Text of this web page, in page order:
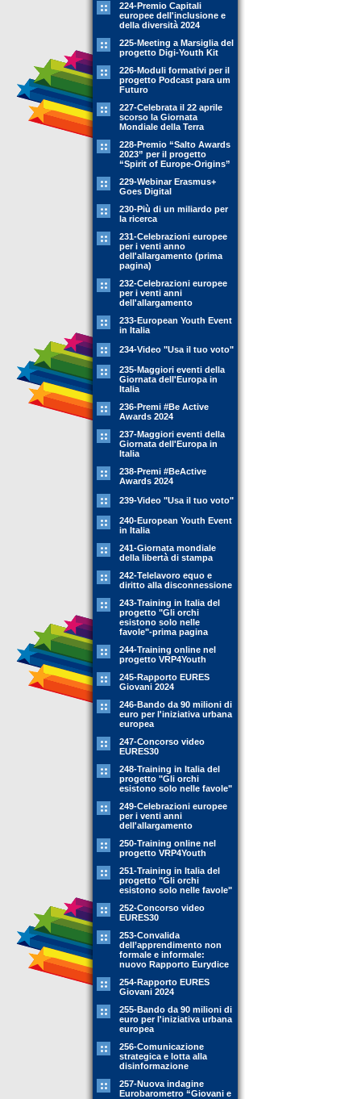
224-Premio Capitali
europee dell'inclusione e
della diversità 2024
225-Meeting a Marsiglia del
progetto Digi-Youth Kit
226-Moduli formativi per il
progetto Podcast para um
Futuro
227-Celebrata il 22 aprile
scorso la Giornata
Mondiale della Terra
228-Premio “Salto Awards
2023” per il progetto
“Spirit of Europe-Origins”
229-Webinar Erasmus+
Goes Digital
230-Più di un miliardo per
la ricerca
231-Celebrazioni europee
per i venti anno
dell'allargamento (prima
pagina)
232-Celebrazioni europee
per i venti anni
dell'allargamento
233-European Youth Event
in Italia
234-Video "Usa il tuo voto"
235-Maggiori eventi della
Giornata dell'Europa in
Italia
236-Premi #Be Active
Awards 2024
237-Maggiori eventi della
Giornata dell'Europa in
Italia
238-Premi #BeActive
Awards 2024
239-Video "Usa il tuo voto"
240-European Youth Event
in Italia
241-Giornata mondiale
della libertà di stampa
242-Telelavoro equo e
diritto alla disconnessione
243-Training in Italia del
progetto "Gli orchi
esistono solo nelle
favole"-prima pagina
244-Training online nel
progetto VRP4Youth
245-Rapporto EURES
Giovani 2024
246-Bando da 90 milioni di
euro per l'iniziativa urbana
europea
247-Concorso video
EURES30
248-Training in Italia del
progetto "Gli orchi
esistono solo nelle favole"
249-Celebrazioni europee
per i venti anni
dell'allargamento
250-Training online nel
progetto VRP4Youth
251-Training in Italia del
progetto "Gli orchi
esistono solo nelle favole"
252-Concorso video
EURES30
253-Convalida
dell’apprendimento non
formale e informale:
nuovo Rapporto Eurydice
254-Rapporto EURES
Giovani 2024
255-Bando da 90 milioni di
euro per l'iniziativa urbana
europea
256-Comunicazione
strategica e lotta alla
disinformazione
257-Nuova indagine
Eurobarometro “Giovani e